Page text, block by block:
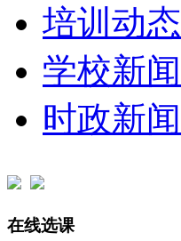
培训动态
学校新闻
时政新闻
在线选课